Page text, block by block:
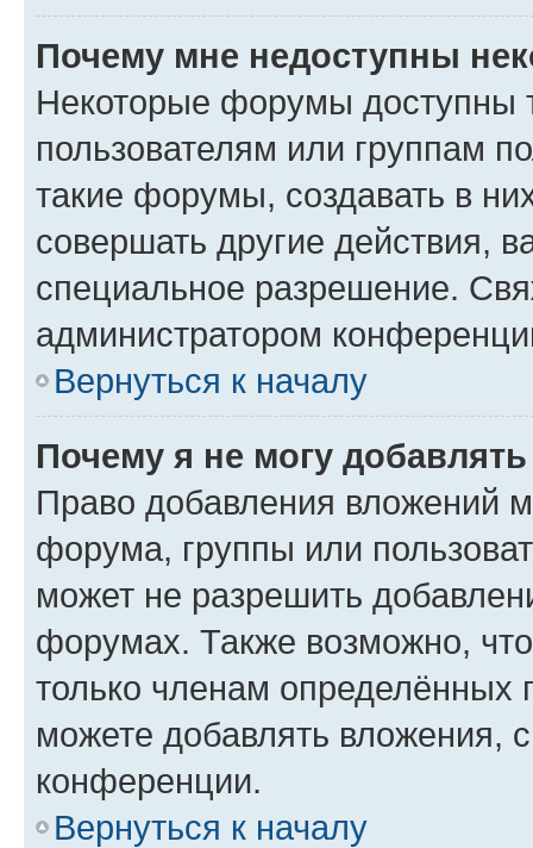
Почему мне недоступны
Некоторые форумы доступны
пользователям или группам
такие форумы, создавать в
совершать другие действия,
специальное разрешение.
администратором
Вернуться к началу
Почему я не могу
Право добавления вложений
форума, группы или
может не разрешить
форумах. Также возможно,
только членам определённых
можете добавлять вложения,
конференции.
Вернуться к началу